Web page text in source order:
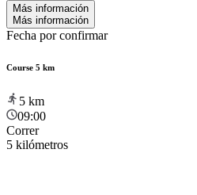
Más información
Más información
Fecha por confirmar
Course 5 km
5 km
09:00
Correr
5 kilómetros